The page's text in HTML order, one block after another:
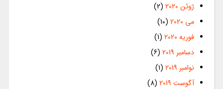
ژوئن 2020
(2)
می 2020
(10)
فوریه 2020
(1)
دسامبر 2019
(6)
نوامبر 2019
(1)
آگوست 2019
(8)